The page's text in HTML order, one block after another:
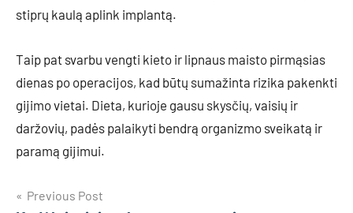
stiprų kaulą aplink implantą.
Taip pat svarbu vengti kieto ir lipnaus maisto pirmąsias
dienas po operacijos, kad būtų sumažinta rizika pakenkti
gijimo vietai. Dieta, kurioje gausu skysčių, vaisių ir
daržovių, padės palaikyti bendrą organizmo sveikatą ir
paramą gijimui.
Navigacija
Previous Post